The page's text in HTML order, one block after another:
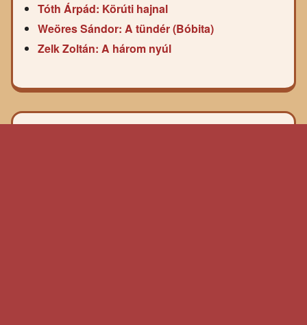
Tóth Árpád: Körúti hajnal
Weöres Sándor: A tündér (Bóbita)
Zelk Zoltán: A három nyúl